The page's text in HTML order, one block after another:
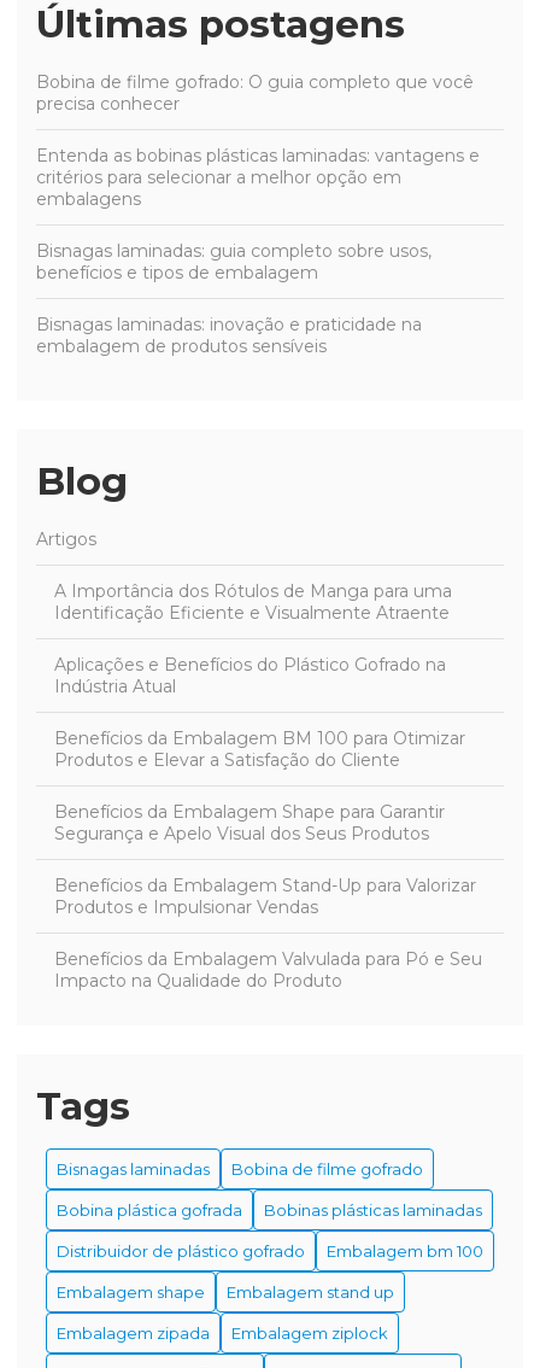
Últimas postagens
Bobina de filme gofrado: O guia completo que você
precisa conhecer
Entenda as bobinas plásticas laminadas: vantagens e
critérios para selecionar a melhor opção em
embalagens
Bisnagas laminadas: guia completo sobre usos,
benefícios e tipos de embalagem
Bisnagas laminadas: inovação e praticidade na
embalagem de produtos sensíveis
Blog
Artigos
A Importância dos Rótulos de Manga para uma
Identificação Eficiente e Visualmente Atraente
Aplicações e Benefícios do Plástico Gofrado na
Indústria Atual
Benefícios da Embalagem BM 100 para Otimizar
Produtos e Elevar a Satisfação do Cliente
Benefícios da Embalagem Shape para Garantir
Segurança e Apelo Visual dos Seus Produtos
Benefícios da Embalagem Stand-Up para Valorizar
Produtos e Impulsionar Vendas
Benefícios da Embalagem Valvulada para Pó e Seu
Impacto na Qualidade do Produto
Benefícios da Embalagem Ziplock para Conservação
e Organização Eficiente de Alimentos
Benefícios da Embalagem Ziplock para Melhorar Sua
Rotina de Organização e Armazenamento
Benefícios da Embalagem Ziplock para Organização
e Conservação Eficiente de Alimentos
Benefícios da Embalagem Ziplock para Preservar
Alimentos e Facilitar seu Dia a Dia
Tags
Bisnagas laminadas Bobina de filme gofrado
Bobina plástica gofrada Bobinas plásticas laminadas
Distribuidor de plástico gofrado Embalagem bm 100
Embalagem shape Embalagem stand up
Embalagem zipada Embalagem ziplock